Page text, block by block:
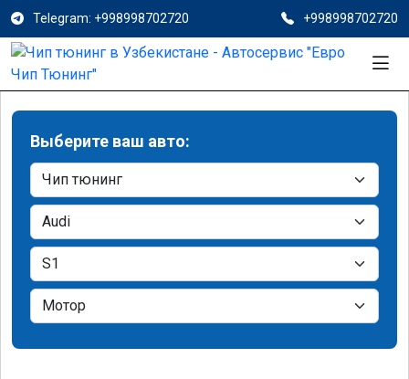
Telegram: +998998702720 +998998702720
Выберите ваш авто: